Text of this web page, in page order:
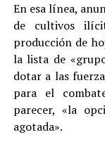
En esa línea,
de cultivos
producción de
la lista de
dotar a las
para el
parecer, «la
agotada».